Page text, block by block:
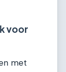
voor
met